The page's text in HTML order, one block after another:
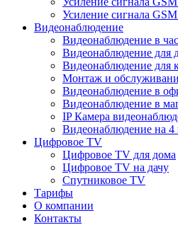
Усиление сигнала
Видеонаблюдение
Видеонаблюдение в
Видеонаблюдение для
Видеонаблюдение для
Монтаж и
Видеонаблюдение в
Видеонаблюдение в
IP Камера
Видеонаблюдение на 4
Цифровое TV
Цифровое TV для дома
Цифровое TV на дачу
Спутниковое TV
Тарифы
О компании
Контакты